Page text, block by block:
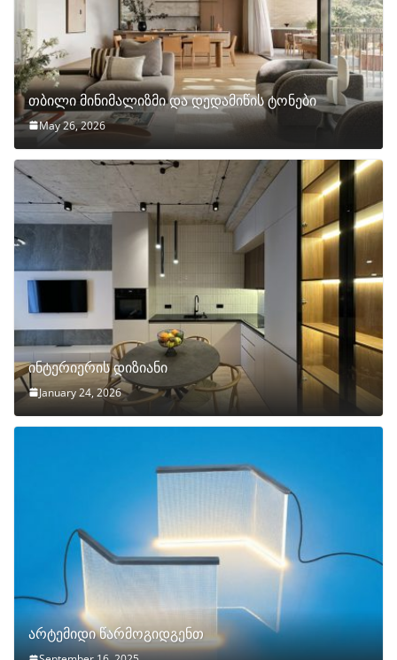
თბილი მინიმალიზმი და დედამიწის ტონები
May 26, 2026
ინტერიერის დიზიანი
January 24, 2026
არტემიდი წარმოგიდგენთ